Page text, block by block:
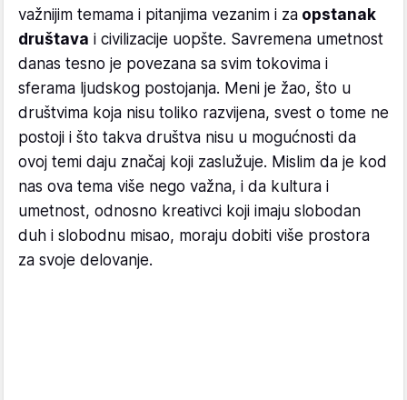
važnijim temama i pitanjima vezanim i za opstanak
društava i civilizacije uopšte. Savremena umetnost
danas tesno je povezana sa svim tokovima i
sferama ljudskog postojanja. Meni je žao, što u
društvima koja nisu toliko razvijena, svest o tome ne
postoji i što takva društva nisu u mogućnosti da
ovoj temi daju značaj koji zaslužuje. Mislim da je kod
nas ova tema više nego važna, i da kultura i
umetnost, odnosno kreativci koji imaju slobodan
duh i slobodnu misao, moraju dobiti više prostora
za svoje delovanje.